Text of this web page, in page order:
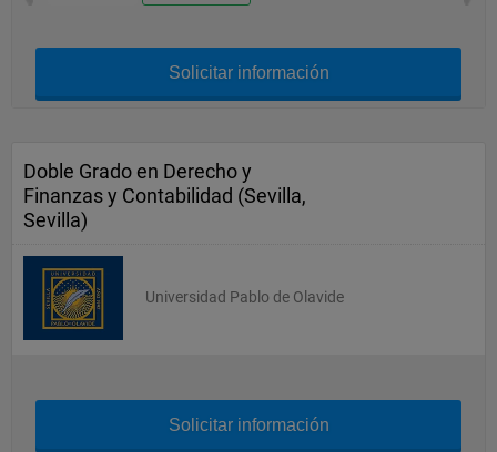
Solicitar información
Doble Grado en Derecho y
Finanzas y Contabilidad (Sevilla,
Sevilla)
Universidad Pablo de Olavide
Solicitar información